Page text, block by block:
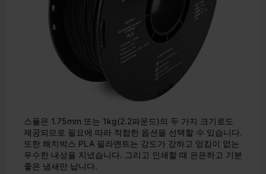
스풀은 1.75mm 또는 1kg(2.2파운드)의 두 가지 크기로도
제공되므로 필요에 따라 적합한 옵션을 선택할 수 있습니다.
또한 해치박스 PLA 필라멘트는 강도가 강하고 엉킴이 없는
우수한 내성을 지녔습니다. 그리고 인쇄할 때 은은하고 기분
좋은 냄새만 납니다.